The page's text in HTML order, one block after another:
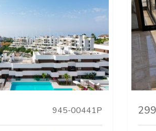
945-00441P